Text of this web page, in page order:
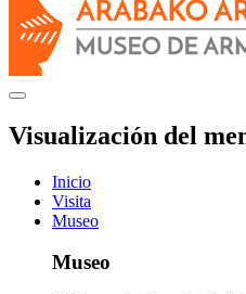
Visualización del
Inicio
Visita
Museo
Museo